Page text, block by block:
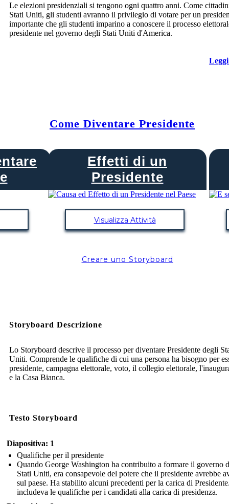
Le elezioni presidenziali si tengono ogni quattro anni. Come
Stati Uniti, gli studenti avranno il privilegio di votare per un
importante che gli studenti imparino a conoscere il processo
presidente nel governo degli Stati Uniti d'America.
Come Diventare Presidente
Effetti di un
Presidente
Visualizza Attività
Creare uno Storyboard
Storyboard Descrizione
Lo Storyboard descrive il processo per diventare Presidente degli
Uniti. Comprende le qualifiche di cui una persona ha bisogno per
presidente, campagna elettorale, voto, il collegio elettorale,
e la Casa Bianca.
Testo Storyboard
Diapositiva: 1
Qualifiche per il presidente
Quando George Washington ha contribuito a formare il governo
Stati Uniti, era consapevole del potere che il presidente avrebbe
sul paese. Ha stabilito alcuni precedenti per la carica di
includeva le qualifiche per i candidati alla carica di presidenza.